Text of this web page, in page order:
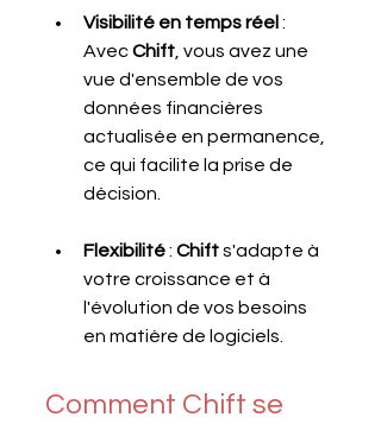
Visibilité en temps réel :
Avec Chift , vous avez une
vue d'ensemble de vos
données financières
actualisée en permanence,
ce qui facilite la prise de
décision.
Flexibilité : Chift s'adapte à
votre croissance et à
l'évolution de vos besoins
en matière de logiciels.
Comment Chift se